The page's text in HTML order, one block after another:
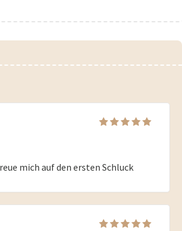
mich auf den ersten Schluck